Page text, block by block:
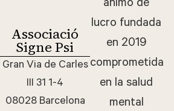
Associació
Signe Psi
Gran Via de Carles
III 31 1-4
08028 Barcelona
ánimo de
lucro fundada
en 2019
comprometida
en la salud
mental